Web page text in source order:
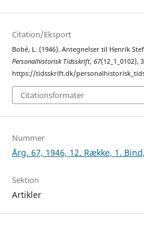
Citation/Eksport
Bobé, L. (1946). Antegnelser til Henrik
Personalhistorisk Tidsskrift, 67(12_1_0102),
https://tidsskrift.dk/
Citationsformater
Nummer
Årg. 67, 1946, 12. Række, 1.
Sektion
Artikler